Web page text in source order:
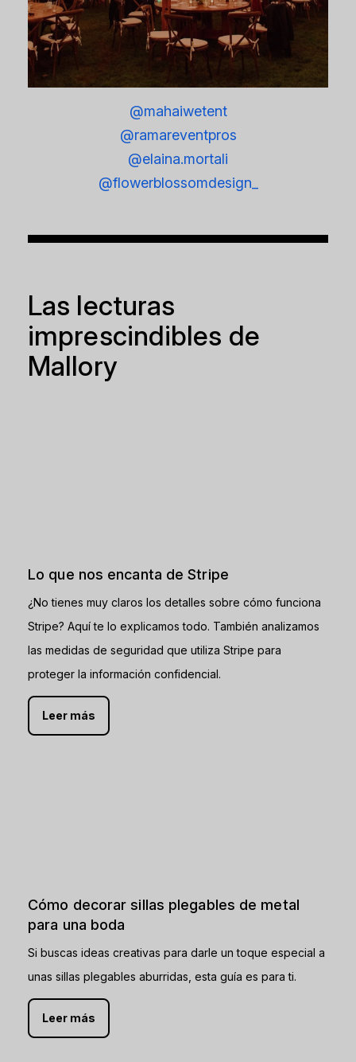
@mahaiwetent
@ramareventpros
@elaina.mortali
@flowerblossomdesign_
Las lecturas
imprescindibles de
Mallory
Lo que nos encanta de Stripe
¿No tienes muy claros los detalles sobre cómo funciona
Stripe? Aquí te lo explicamos todo. También analizamos
las medidas de seguridad que utiliza Stripe para
proteger la información confidencial.
Leer más
Cómo decorar sillas plegables de metal
para una boda
Si buscas ideas creativas para darle un toque especial a
unas sillas plegables aburridas, esta guía es para ti.
Leer más